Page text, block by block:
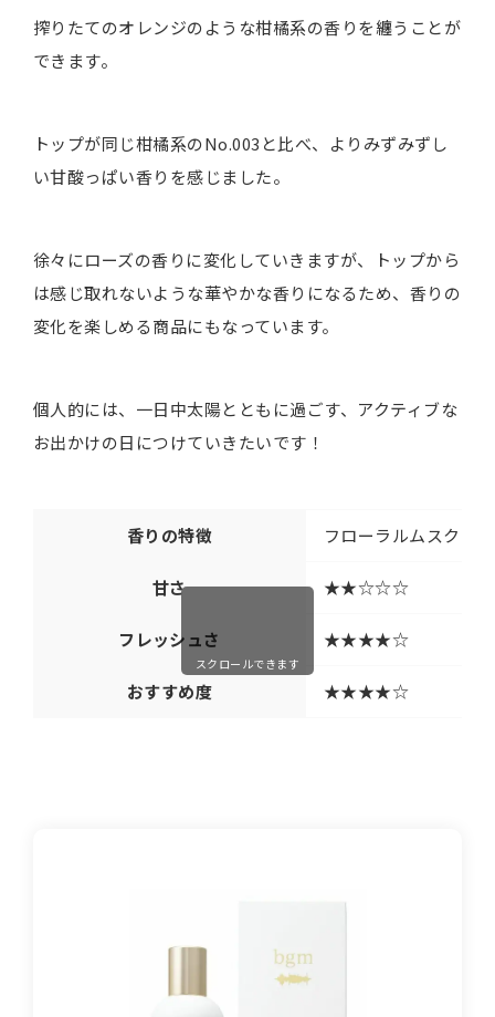
搾りたてのオレンジのような柑橘系の香りを纏うことが
できます。
トップが同じ柑橘系のNo.003と比べ、よりみずみずし
い甘酸っぱい香りを感じました。
徐々にローズの香りに変化していきますが、トップから
は感じ取れないような華やかな香りになるため、香りの
変化を楽しめる商品にもなっています。
個人的には、一日中太陽とともに過ごす、アクティブな
お出かけの日につけていきたいです！
香りの特徴 フローラルムスク
甘さ ★★☆☆☆
フレッシュさ ★★★★☆
おすすめ度 ★★★★☆
スクロールできます